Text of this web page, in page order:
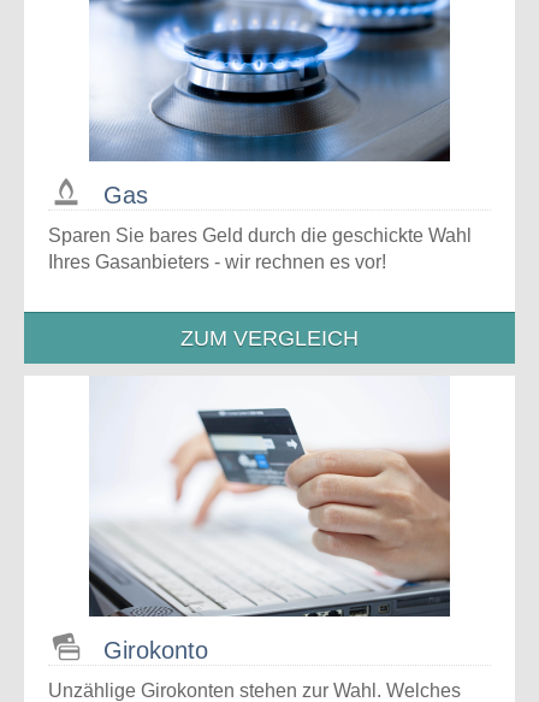
Gas
Sparen Sie bares Geld durch die geschickte Wahl
Ihres Gasanbieters - wir rechnen es vor!
ZUM VERGLEICH
Girokonto
Unzählige Girokonten stehen zur Wahl. Welches